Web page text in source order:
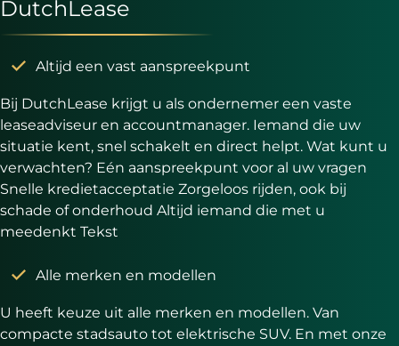
DutchLease
Altijd een vast aanspreekpunt
Bij DutchLease krijgt u als ondernemer een vaste
leaseadviseur en accountmanager. Iemand die uw
situatie kent, snel schakelt en direct helpt. Wat kunt u
verwachten? Eén aanspreekpunt voor al uw vragen
Snelle kredietacceptatie Zorgeloos rijden, ook bij
schade of onderhoud Altijd iemand die met u
meedenkt Tekst
Alle merken en modellen
U heeft keuze uit alle merken en modellen. Van
compacte stadsauto tot elektrische SUV. En met onze